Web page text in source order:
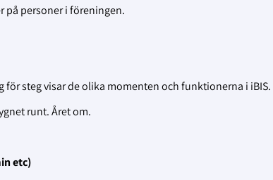
personer i föreningen.
för steg visar de olika momenten och funktionerna i iBIS.
runt. Året om.
etc)